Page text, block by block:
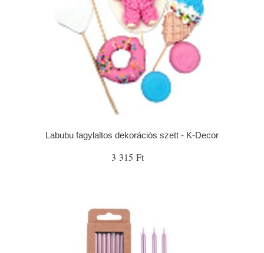
Labubu fagylaltos dekorációs szett - K-Decor
3 315 Ft